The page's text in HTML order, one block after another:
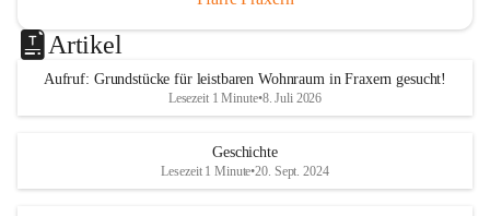
Artikel
Aufruf: Grundstücke für leistbaren Wohnraum in Fraxern gesucht!
Lesezeit 1 Minute•8. Juli 2026
Geschichte
Lesezeit 1 Minute•20. Sept. 2024